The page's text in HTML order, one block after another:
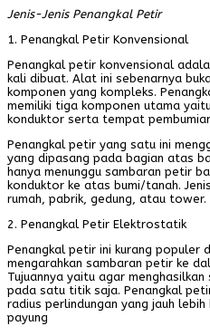
Jenis-Jenis Penangkal Petir
1. Penangkal Petir Konvensional
Penangkal petir konvensional
kali dibuat. Alat ini sebenarnya
komponen yang kompleks.
memiliki tiga komponen utama
konduktor serta tempat
Penangkal petir yang satu ini
yang dipasang pada bagian atas
hanya menunggu sambaran petir
konduktor ke atas bumi/tanah.
rumah, pabrik, gedung, atau tower.
2. Penangkal Petir Elektrostatik
Penangkal petir ini kurang populer
mengarahkan sambaran petir ke
Tujuannya yaitu agar
pada satu titik saja. Penangkal
radius perlindungan yang jauh
payung